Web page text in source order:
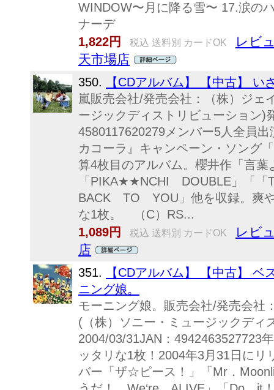
WINDOW〜月に降る雪〜 17.涙の
ナーデ
1,822円
税込 送料別 カードOK
レビ
天市場店
350.
【CDアルバム】 【中古】 い
嵐販売会社/発売会社：（株）ジェ
ージックディストリビューション)
4580117620279メンバー5人全員
カコーラ』キャンペーン・ソング
算4枚目のアルバム。櫻井作「言葉
「PIKA★★NCHI DOUBLE」「
BACK TO YOU」他を収録。爽
な1枚。 （C）RS...
1,089円
税込 送料別 カードOK
レビ
店
351.
【CDアルバム】 【中古】
ニング娘。
モーニング娘。販売会社/発売会社
(（株）ソニー・ミュージックディ
2004/03/31JAN：4942463527723
ッタリな1枚！2004年3月31日に
バー「ザ☆ピース！」「Mr．